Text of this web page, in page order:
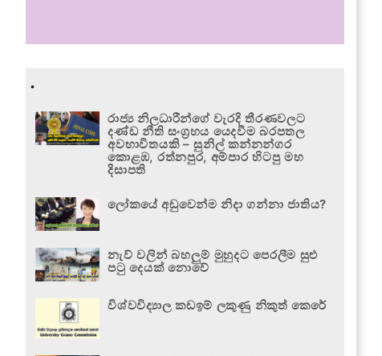
.
රාජ්‍ය නිලධාරීන්ගේ වැරදි තීරණවලට
දණ්ඩ නීති සංග්‍රහය යෙදවීම බරපතල
අවභාවිතයකි – සුනිල් කන්නන්ගර
කොළඹ, රත්නපුර, අම්පාර හිටපු මහ
දිසාපති
ලෝකයේ අඩුවෙන්ම නිදා ගන්නා ජාතිය?
නැව් වලින් බහලුම් මුහුදට පෙරලීම සුළු
පටු දෙයක් නොවේ
විශ්වවිද්‍යාල කඩඉම් ලකුණු නිකුත් කෙරේ